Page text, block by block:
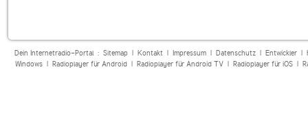
Dein Internetradio-Portal : Sitemap| Kontakt| Impressum| Datenschutz| Entwickler|
Windows| Radioplayer für Android| Radioplayer für Android TV| Radioplayer für iOS|